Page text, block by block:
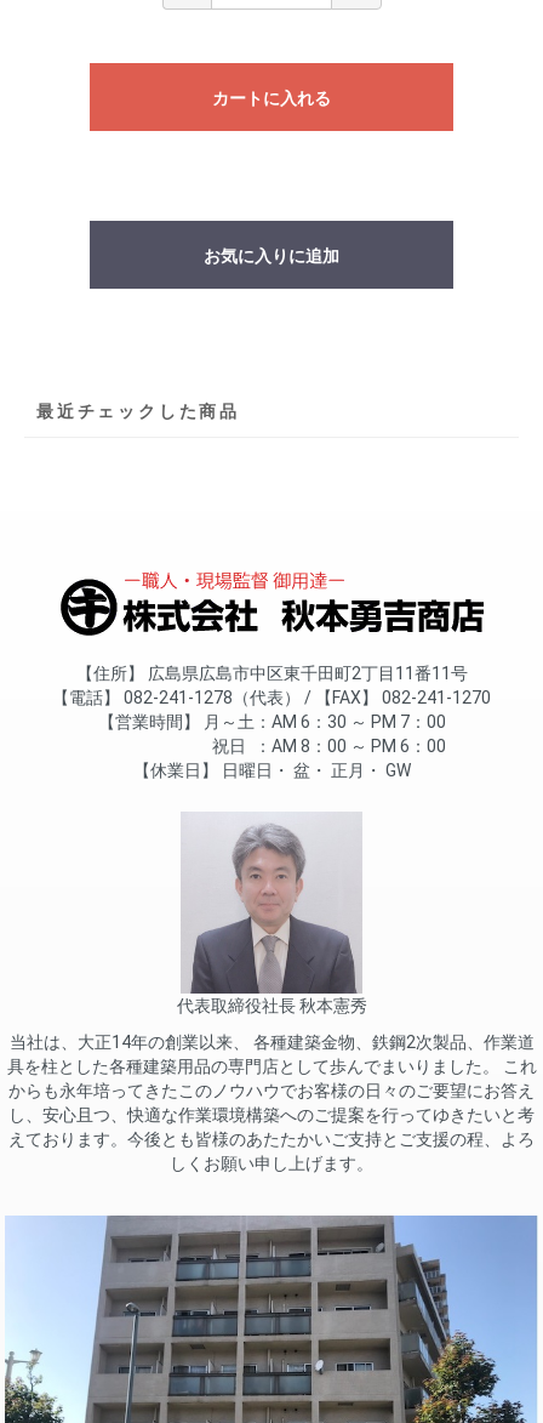
カートに入れる
お気に入りに追加
最近チェックした商品
住所
広島県広島市中区東千田町2丁目11番11号
電話
082-241-1278（代表） FAX
082-241-1270
営業時間
月～土
AM 6：30 ～ PM 7：00
祝日
AM 8：00 ～ PM 6：00
休業日
日曜日 盆 正月 GW
代表取締役社長 秋本憲秀
当社は、大正14年の創業以来、 各種建築金物、鉄鋼2次製品、作業道
具を柱とした各種建築用品の専門店として歩んでまいりました。 これ
からも永年培ってきたこのノウハウでお客様の日々のご要望にお答え
し、安心且つ、快適な作業環境構築へのご提案を行ってゆきたいと考
えております。今後とも皆様のあたたかいご支持とご支援の程、よろ
しくお願い申し上げます。